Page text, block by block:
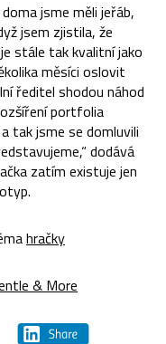
jsme měli jeřáb,
jsem zjistila, že
stále tak kvalitní jako
měsíci oslovit
ředitel shodou náhod
portfolia
tak jsme se domluvili
dodává
zatím existuje jen
hračky
& More